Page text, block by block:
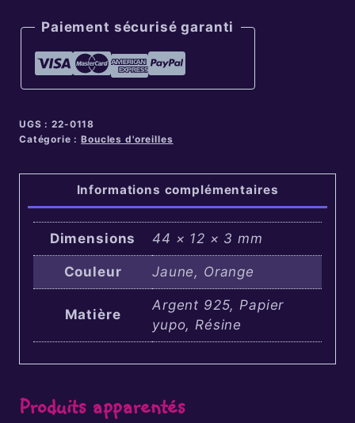
Paiement sécurisé garanti
UGS :22-0118
Catégorie :Boucles d'oreilles
Informations complémentaires
Dimensions 44 × 12 × 3 mm
Couleur Jaune, Orange
Matière
Argent 925, Papier
yupo, Résine
Produits apparentés